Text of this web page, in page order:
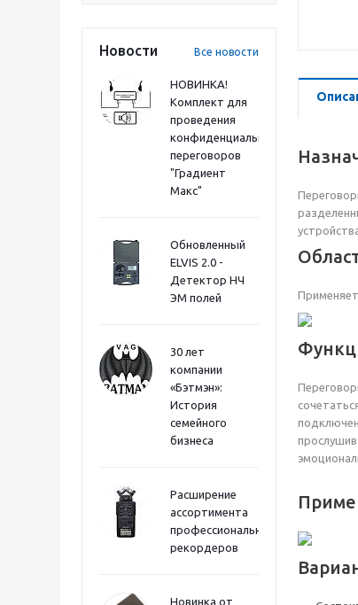
Новости Все новости
НОВИНКА!
Комплект для
проведения
конфиденциальных
переговоров
"Градиент
Макс"
Обновленный
ELVIS 2.0 -
Детектор НЧ
ЭМ полей
30 лет
компании
«Бэтмэн»:
История
семейного
бизнеса
Расширение
ассортимента
профессиональных
рекордеров
Новинка от